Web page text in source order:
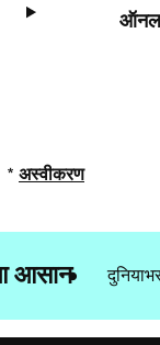
* अस्वीकरण
आसान